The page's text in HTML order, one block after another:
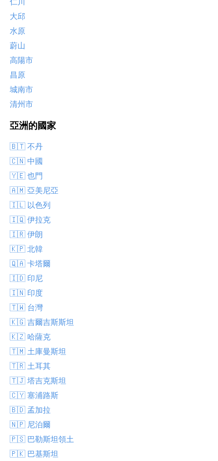
大邱
水原
蔚山
高陽市
昌原
城南市
清州市
亞洲的國家
🇧🇹 不丹
🇨🇳 中國
🇾🇪 也門
🇦🇲 亞美尼亞
🇮🇱 以色列
🇮🇶 伊拉克
🇮🇷 伊朗
🇰🇵 北韓
🇶🇦 卡塔爾
🇮🇩 印尼
🇮🇳 印度
🇹🇼 台灣
🇰🇬 吉爾吉斯斯坦
🇰🇿 哈薩克
🇹🇲 土庫曼斯坦
🇹🇷 土耳其
🇹🇯 塔吉克斯坦
🇨🇾 塞浦路斯
🇧🇩 孟加拉
🇳🇵 尼泊爾
🇵🇸 巴勒斯坦領土
🇵🇰 巴基斯坦